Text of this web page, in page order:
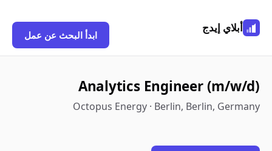
أبلاي إيدج
ابدأ البحث عن عمل
Analytics Engineer (m/w/d)
Octopus Energy · Berlin, Berlin, Germany